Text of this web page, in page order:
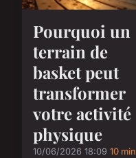
Pourquoi un
terrain de
basket peut
transformer
votre activité
physique
10/06/2026 18:09 10 min